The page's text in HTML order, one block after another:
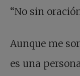
“No sin
Aunque me
es una